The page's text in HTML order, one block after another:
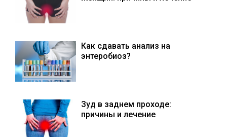
Как сдавать анализ на
энтеробиоз?
Зуд в заднем проходе:
причины и лечение